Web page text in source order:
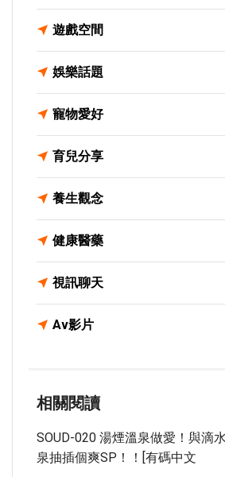
遊戲空間
娛樂話題
寵物愛好
育兒分享
養生觀念
健康醫藥
視訊聊天
Av影片
相關閱讀
SOUD-020 湯煙溫泉做愛！與滴
泉抽插個爽SP！！[有碼中文